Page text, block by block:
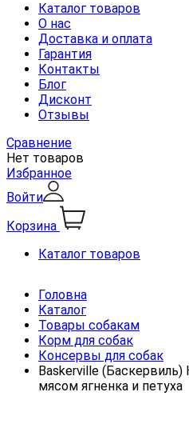
Каталог товаров
О нас
Доставка и оплата
Гарантия
Контакты
Блог
Дисконт
Отзывы
Сравнение
Нет товаров
Избранное
Войти
Корзина
Каталог товаров
Головна
Каталог
Товары собакам
Корм для собак
Консервы для собак
Baskerville
мясом ягненка и петуха